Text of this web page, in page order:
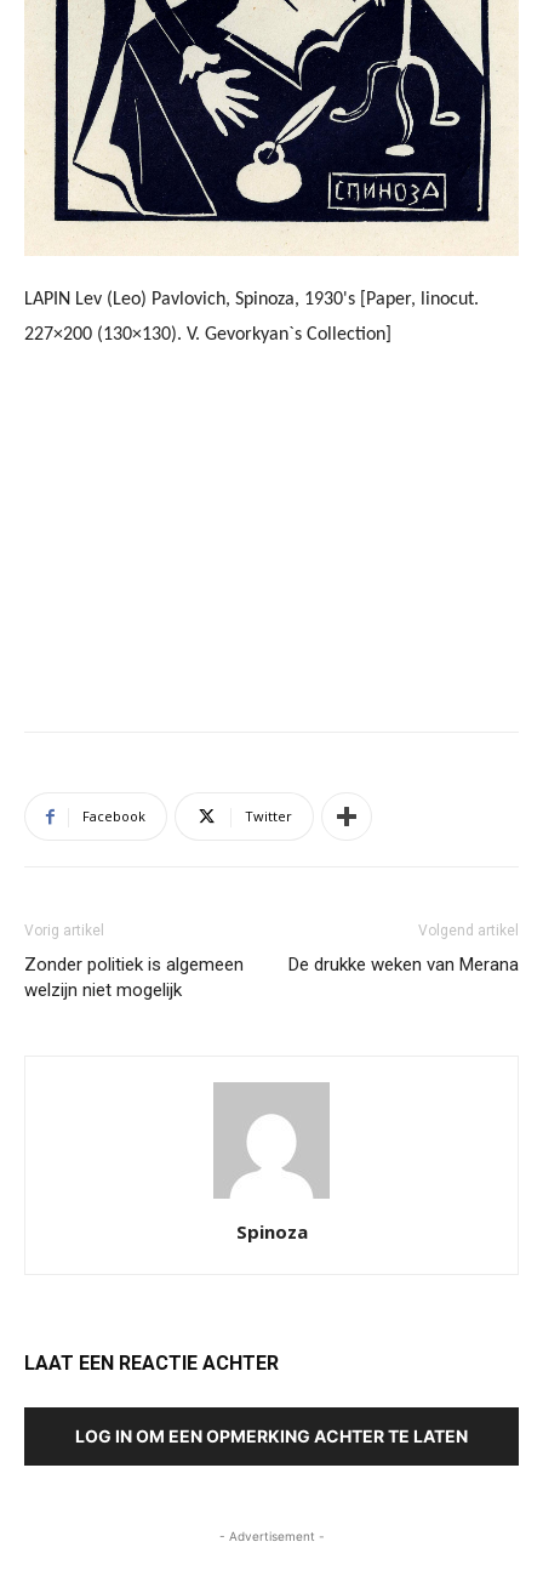
LAPIN Lev (Leo) Pavlovich, Spinoza, 1930's [Paper, linocut.
227×200 (130×130). V. Gevorkyan`s Collection]
Facebook Twitter
Vorig artikel
Zonder politiek is algemeen
welzijn niet mogelijk
Volgend artikel
De drukke weken van Merana
Spinoza
LAAT EEN REACTIE ACHTER
LOG IN OM EEN OPMERKING ACHTER TE LATEN
- Advertisement -